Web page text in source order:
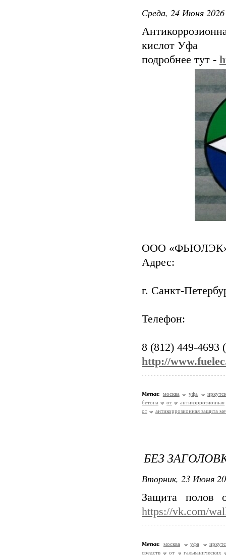
Среда, 24 Июня
кислот Уфа
подробнее тут -
ООО
Адрес:
г. Санкт-
Телефон:
8 (812) 449-4693
http://
Метки: москва уфа
бетона
от
антикоррозионная
от
антикоррозионная защита
БЕЗ
Вторник, 23 Июня
Защита полов
https://vk.com/
Метки: москва уфа
средств
от гальванических